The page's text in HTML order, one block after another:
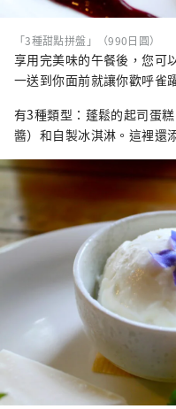
「3種甜點拼盤」（990日圓）
享用完美味的午餐後，您可
一送到你面前就讓你歡呼雀
有3種類型：蓬鬆的起司蛋
醬）和自製冰淇淋。這裡還